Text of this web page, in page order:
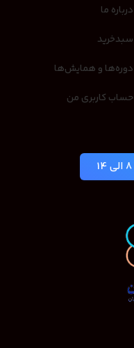
درباره ما
سبدخرید
دوره‌ها و همایش‌ها
حساب کاربری من